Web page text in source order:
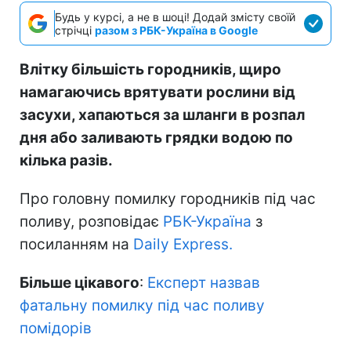
Будь у курсі, а не в шоці! Додай змісту своїй
стрічці разом з РБК-Україна в Google
Влітку більшість городників, щиро
намагаючись врятувати рослини від
засухи, хапаються за шланги в розпал
дня або заливають грядки водою по
кілька разів.
Про головну помилку городників під час
поливу, розповідає РБК-Україна з
посиланням на Daily Express.
Більше цікавого: Експерт назвав
фатальну помилку під час поливу
помідорів